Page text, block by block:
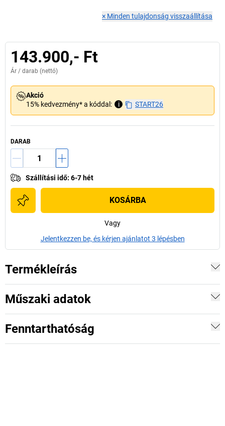
× Minden tulajdonság visszaállítása
143.900,- Ft
Ár / darab (nettó)
Akció
15% kedvezmény* a kóddal:
i START26
DARAB
Szállítási idő: 6-7 hét
KOSÁRBA
Vagy
Jelentkezzen be, és kérjen ajánlatot 3 lépésben
Termékleírás
Műszaki adatok
Fenntarthatóság